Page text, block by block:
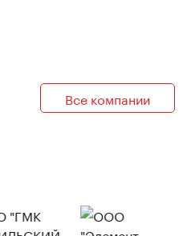
Все компании